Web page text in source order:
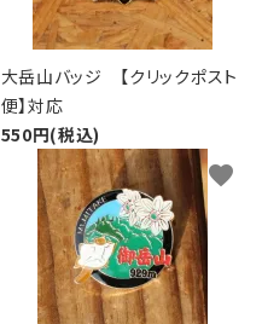
大岳山バッジ 【クリックポスト
便】対応
550円(税込)
favorite